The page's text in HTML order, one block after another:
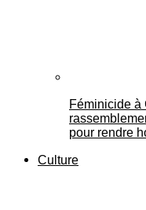
Féminicide à
pour rendre
Culture